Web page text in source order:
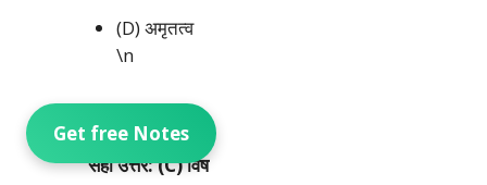
Get free Notes
(D) अमृतत्व
\n
\n
सही उत्तर: (C) विष